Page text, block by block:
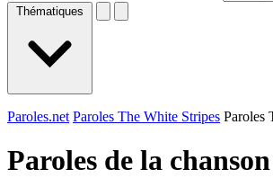
Thématiques
Paroles.net Paroles The White Stripes Paroles
Paroles de la